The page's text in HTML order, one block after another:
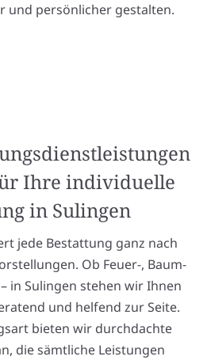
und persönlicher gestalten.
Ihre individuelle
in Sulingen
jede Bestattung ganz nach
Ob Feuer-, Baum-
in Sulingen stehen wir Ihnen
und helfend zur Seite.
bieten wir durchdachte
die sämtliche Leistungen